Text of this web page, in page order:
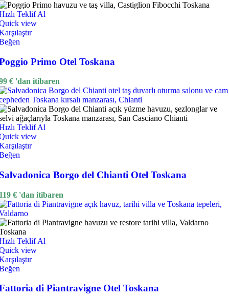
Teklif Al
view
Primo Otel Toskana
€ 'dan itibaren
Teklif Al
view
Borgo del Chianti Otel Toskana
€ 'dan itibaren
Teklif Al
view
di Piantravigne Otel Toskana